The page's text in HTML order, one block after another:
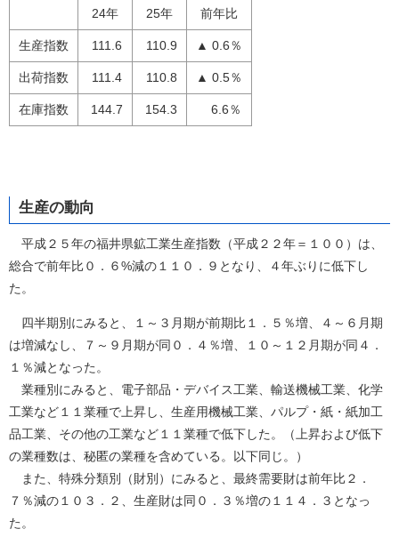
24年 25年 前年比
生産指数 111.6 110.9 ▲ 0.6％
出荷指数 111.4 110.8 ▲ 0.5％
在庫指数 144.7 154.3 6.6％
生産の動向
平成２５年の福井県鉱工業生産指数（平成２２年＝１００）は、
総合で前年比０．６%減の１１０．９となり、４年ぶりに低下し
た。
四半期別にみると、１～３月期が前期比１．５％増、４～６月期
は増減なし、７～９月期が同０．４％増、１０～１２月期が同４．
１％減となった。
業種別にみると、電子部品・デバイス工業、輸送機械工業、化学
工業など１１業種で上昇し、生産用機械工業、パルプ・紙・紙加工
品工業、その他の工業など１１業種で低下した。（上昇および低下
の業種数は、秘匿の業種を含めている。以下同じ。）
また、特殊分類別（財別）にみると、最終需要財は前年比２．
７％減の１０３．２、生産財は同０．３％増の１１４．３となっ
た。